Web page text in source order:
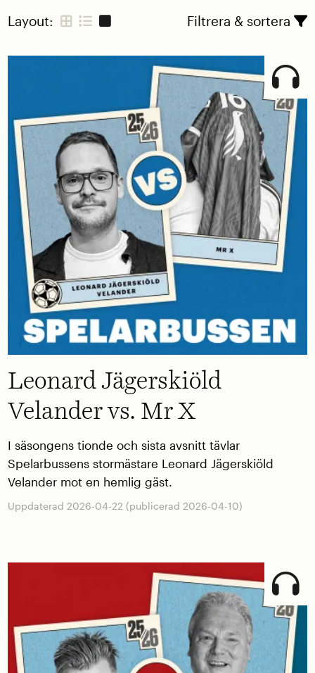
Layout: Filtrera & sortera
Leonard Jägerskiöld
Velander vs. Mr X
I säsongens tionde och sista avsnitt tävlar
Spelarbussens stormästare Leonard Jägerskiöld
Velander mot en hemlig gäst.
Uppdaterad 2026-04-22 (publicerad 2026-04-10)